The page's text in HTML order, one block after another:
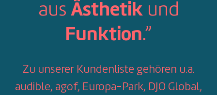
ausÄsthetikund
Funktion.”
Zu unserer Kundenliste gehören u.a.
audible, agof, Europa-Park, DJO Global,